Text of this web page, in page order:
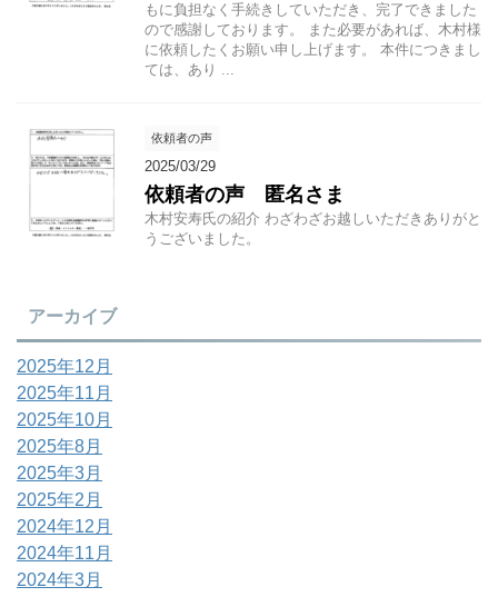
もに負担なく手続きしていただき、完了できました
ので感謝しております。 また必要があれば、木村様
に依頼したくお願い申し上げます。 本件につきまし
ては、あり ...
依頼者の声
2025/03/29
依頼者の声 匿名さま
木村安寿氏の紹介 わざわざお越しいただきありがと
うございました。
アーカイブ
2025年12月
2025年11月
2025年10月
2025年8月
2025年3月
2025年2月
2024年12月
2024年11月
2024年3月